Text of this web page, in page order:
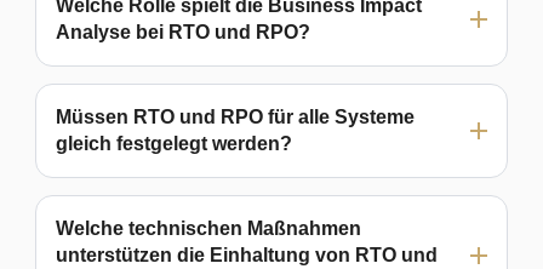
Welche Rolle spielt die Business Impact
Analyse bei RTO und RPO?
Müssen RTO und RPO für alle Systeme
gleich festgelegt werden?
Welche technischen Maßnahmen
unterstützen die Einhaltung von RTO und